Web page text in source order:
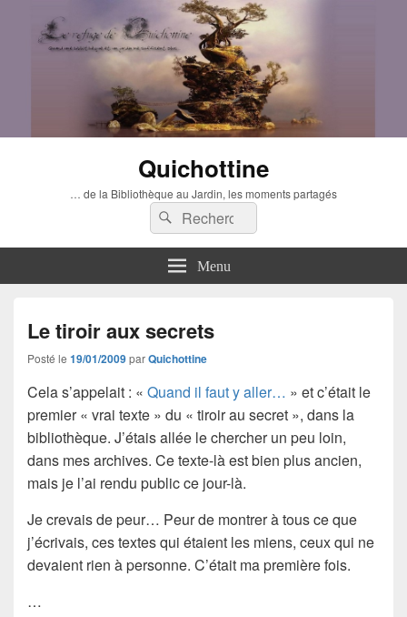
Quichottine
… de la Bibliothèque au Jardin, les moments partagés
Recherche :
Rechercher
Menu
Le tiroir aux secrets
Posté le 19/01/2009parQuichottine
Cela s’appelait : « Quand il faut y aller… » et c’était le
premier « vrai texte » du « tiroir au secret », dans la
bibliothèque. J’étais allée le chercher un peu loin,
dans mes archives. Ce texte-là est bien plus ancien,
mais je l’ai rendu public ce jour-là.
Je crevais de peur… Peur de montrer à tous ce que
j’écrivais, ces textes qui étaient les miens, ceux qui ne
devaient rien à personne. C’était ma première fois.
…